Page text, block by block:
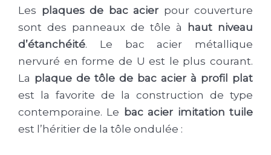
Les plaques de bac acier pour couverture
sont des panneaux de tôle à
haut niveau
d’étanchéité. Le bac acier métallique
nervuré en forme de U est le plus courant.
La plaque de tôle de bac acier à profil plat
est la favorite de la construction de type
contemporaine. Le bac acier imitation tuile
est l’héritier de la tôle ondulée :